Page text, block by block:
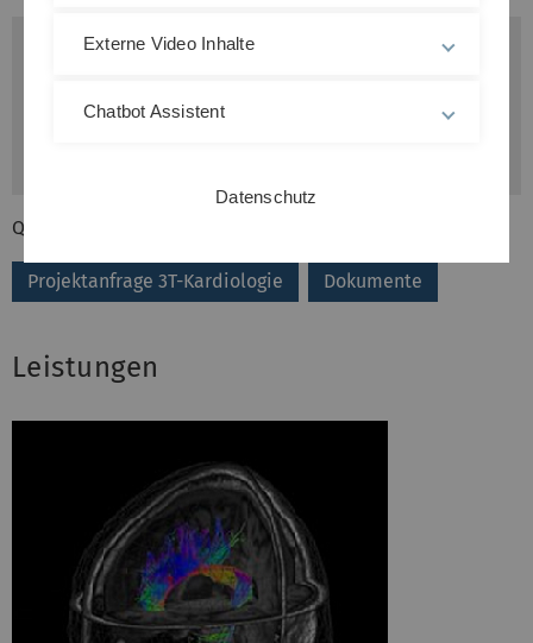
QuickLinks
Projektanfrage 3T-Kardiologie Dokumente
Leistungen
Externe Video Inhalte
Chatbot Assistent
Datenschutz